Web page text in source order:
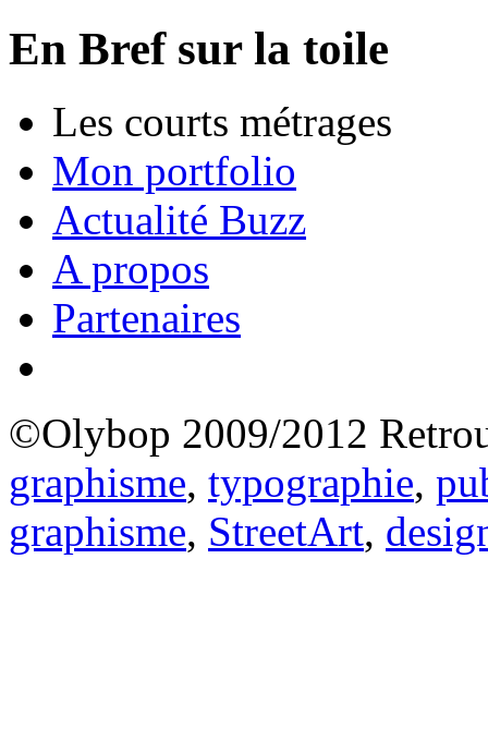
En Bref sur la toile
Les courts métrages
Mon portfolio
Actualité Buzz
A propos
Partenaires
©Olybop 2009/2012
graphisme, typographie,
graphisme, StreetArt,